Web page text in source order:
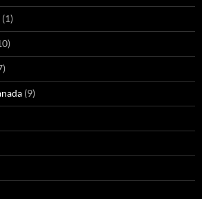
(1)
(9)